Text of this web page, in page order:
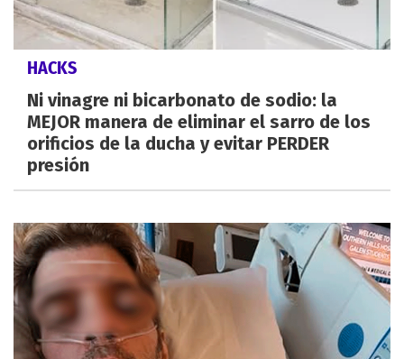
HACKS
Ni vinagre ni bicarbonato de sodio: la
MEJOR manera de eliminar el sarro de los
orificios de la ducha y evitar PERDER
presión